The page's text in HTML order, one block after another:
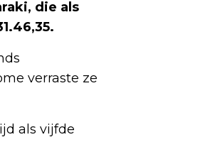
die als
verraste ze
als vijfde